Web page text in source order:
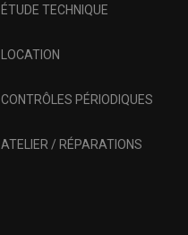
ÉTUDE TECHNIQUE
LOCATION
CONTRÔLES PÉRIODIQUES
ATELIER / RÉPARATIONS